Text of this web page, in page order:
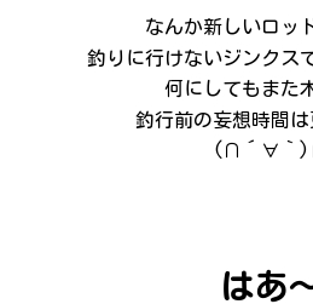
なんか新しいロッ
釣りに行けないジンクス
何にしてもまた
釣行前の妄想時間
(∩´∀｀
はあ